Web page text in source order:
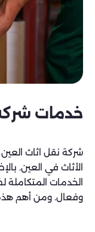
خدمات
شركة نقل اثاث
الأثاث في العين.
الخدمات المتكاملة
وفعال. ومن أهم هذه